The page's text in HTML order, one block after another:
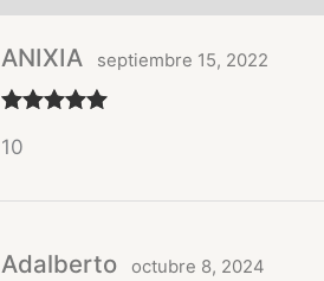
con
ANIXIA septiembre 15, 2022
10
Adalberto octubre 8, 2024